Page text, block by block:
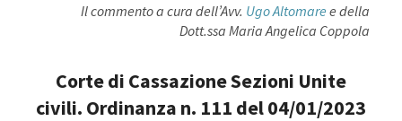
Il commento a cura dell’Avv. Ugo Altomare e della
Dott.ssa Maria Angelica Coppola
Corte di Cassazione Sezioni Unite
civili. Ordinanza n. 111 del 04/01/2023